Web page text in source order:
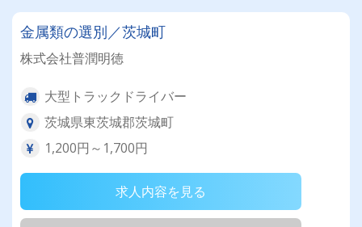
金属類の選別／茨城町
株式会社普潤明徳
大型トラックドライバー
茨城県東茨城郡茨城町
1,200円～1,700円
求人内容を見る